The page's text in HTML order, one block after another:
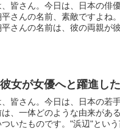
皆さん。今日は、日本の俳
さんの名前、素敵ですよね
さんの名前は、彼の両親が
女が女優へと躍進し
皆さん。今日は、日本の若
、一体どのような由来があ
いたものです。"浜辺"という